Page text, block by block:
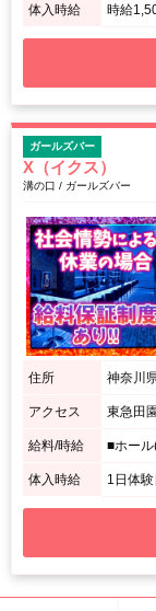
体入時給 時給
ガールズバー
X（イクス）
溝の口 / ガールズバー
住所 神奈川
アクセス
給料/時給
体入時給 1日体験